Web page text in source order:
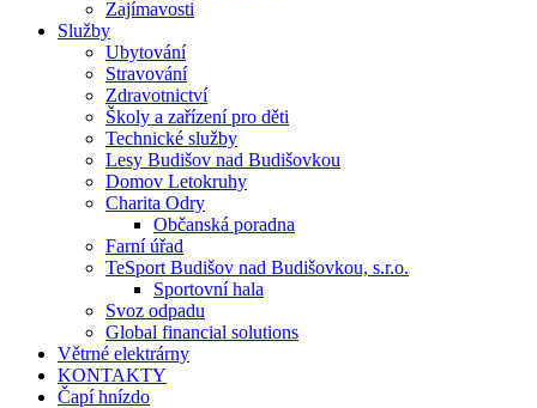
Zajímavosti
Služby
Ubytování
Stravování
Zdravotnictví
Školy a zařízení pro děti
Technické služby
Lesy Budišov nad Budišovkou
Domov Letokruhy
Charita Odry
Občanská poradna
Farní úřad
TeSport Budišov nad Budišovkou, s.r.o.
Sportovní hala
Svoz odpadu
Global financial solutions
Větrné elektrárny
KONTAKTY
Čapí hnízdo